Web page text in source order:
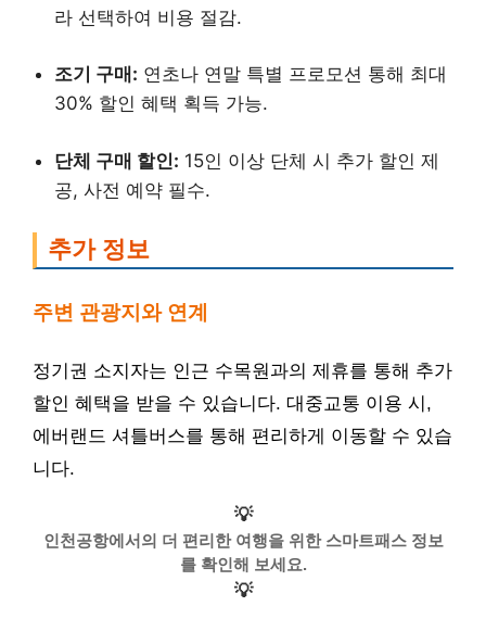
라 선택하여 비용 절감.
조기 구매: 연초나 연말 특별 프로모션 통해 최대
30% 할인 혜택 획득 가능.
단체 구매 할인: 15인 이상 단체 시 추가 할인 제
공, 사전 예약 필수.
추가 정보
주변 관광지와 연계
정기권 소지자는 인근 수목원과의 제휴를 통해 추가
할인 혜택을 받을 수 있습니다. 대중교통 이용 시,
에버랜드 셔틀버스를 통해 편리하게 이동할 수 있습
니다.
💡
인천공항에서의 더 편리한 여행을 위한 스마트패스 정보
를 확인해 보세요.
💡